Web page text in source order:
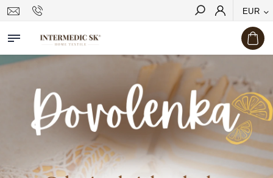
EUR
Hľadať